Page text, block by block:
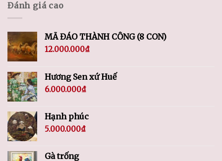
Đánh giá cao
MÃ ĐÁO THÀNH CÔNG (8 CON)
12.000.000₫
Hương Sen xứ Huế
6.000.000₫
Hạnh phúc
5.000.000₫
Gà trống